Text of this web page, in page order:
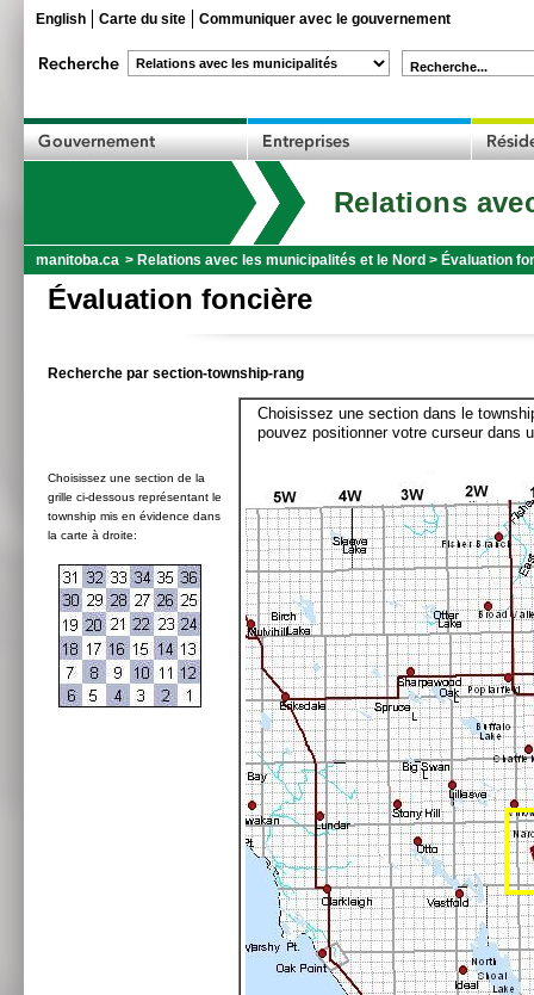
English Carte du site Communiquer avec le gouvernement
Recherche...
Relations
manitoba.ca > Relations avec les municipalités et le Nord > Évaluation
Évaluation foncière
Recherche par section-township-rang
Choisissez une section de la
grille ci-dessous représentant le
township mis en évidence dans
la carte à droite:
Choisissez une section dans le
pouvez positionner votre curseur dans